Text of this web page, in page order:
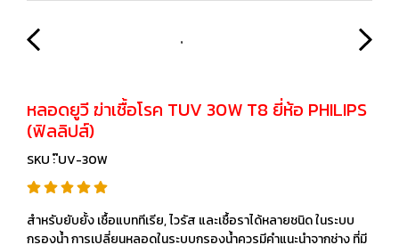
หลอดยูวี ฆ่าเชื้อโรค TUV 30W T8 ยี่ห้อ PHILIPS
(ฟิลลิปส์)
SKU : ๊UV-30W
สำหรับยับยั้ง เชื้อแบททีเรีย, ไวรัส และเชื้อราได้หลายชนิด ในระบบ
กรองน้ำ การเปลี่ยนหลอดในระบบกรองน้ำควรมีคำแนะนำจากช่าง ที่มี